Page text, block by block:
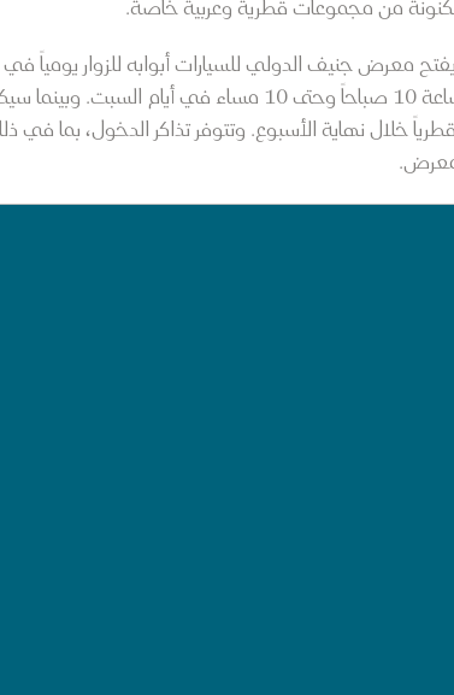
من مجموعات قطرية وعربية خاصة.
مساء، ومن الساعة 10 صباحاً وحتى 10 مساء